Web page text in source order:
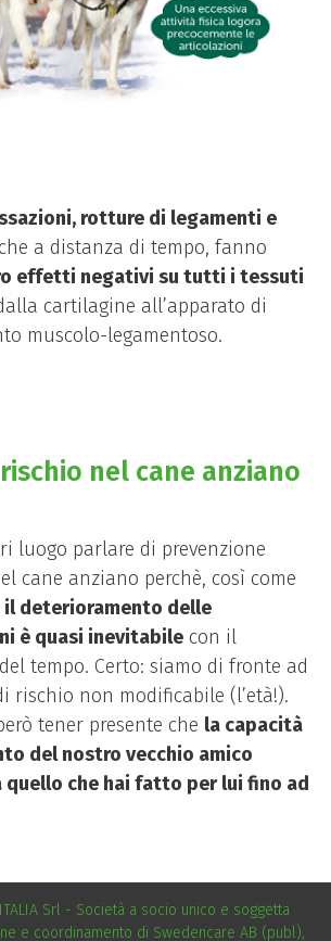
rotture di legamenti e
a distanza di tempo, fanno
effetti negativi su tutti i tessuti
cartilagine all’apparato di
muscolo-legamentoso.
nel cane anziano
luogo parlare di prevenzione
cane anziano perchè, così come
il deterioramento delle
è quasi inevitabile con il
tempo. Certo: siamo di fronte ad
rischio non modificabile (l’età!).
tener presente che la capacità
del nostro vecchio amico
quello che hai fatto per lui fino ad
ITALIA Srl - Società a socio unico e soggetta
e coordinamento di Swedencare AB (publ),